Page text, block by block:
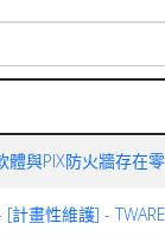
體與PIX防火牆存
計畫性維護] -